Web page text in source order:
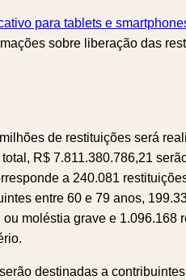
para tablets e
sobre liberação das
de restituições será
R$ 7.811.380.786,21
a 240.081
entre 60 e 79 anos,
moléstia grave e 1.096.168
destinadas a